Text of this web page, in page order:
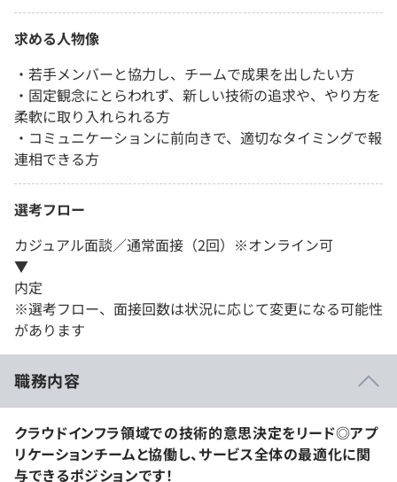
求める人物像
・若手メンバーと協力し、チームで成果を出したい方
・固定観念にとらわれず、新しい技術の追求や、やり方を
柔軟に取り入れられる方
・コミュニケーションに前向きで、適切なタイミングで報
連相できる方
選考フロー
カジュアル面談／通常面接（2回）※オンライン可
▼
内定
※選考フロー、面接回数は状況に応じて変更になる可能性
があります
職務内容
クラウドインフラ領域での技術的意思決定をリード◎アプ
リケーションチームと協働し、サービス全体の最適化に関
与できるポジションです！